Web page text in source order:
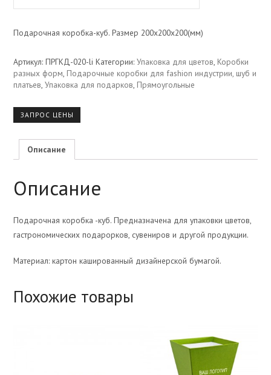
Подарочная коробка-куб. Размер 200х200х200(мм)
Артикул: ПРГКД-020-li Категории: Упаковка для цветов, Коробки
разных форм, Подарочные коробки для fashion индустрии, шуб и
платьев, Упаковка для подарков, Прямоугольные
ЗАПРОС ЦЕНЫ
Описание
Описание
Подарочная коробка -куб. Предназначена для упаковки цветов,
гастрономических подарорков, сувениров и другой продукции.
Материал: картон кашированный дизайнерской бумагой.
Похожие товары